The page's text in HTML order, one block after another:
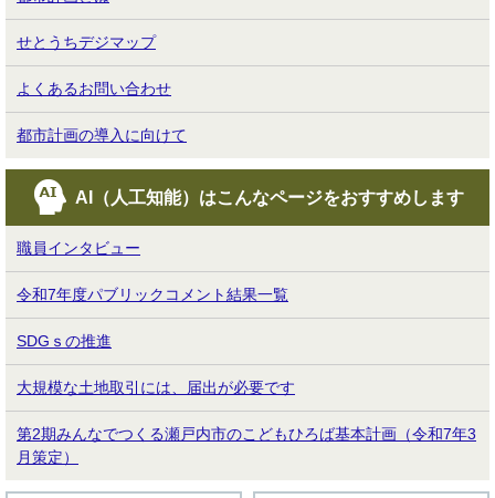
せとうちデジマップ
よくあるお問い合わせ
都市計画の導入に向けて
AI（人工知能）はこんなページをおすすめします
職員インタビュー
令和7年度パブリックコメント結果一覧
SDGｓの推進
大規模な土地取引には、届出が必要です
第2期みんなでつくる瀬戸内市のこどもひろば基本計画（令和7年3
月策定）